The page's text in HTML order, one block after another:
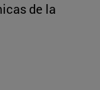
de la